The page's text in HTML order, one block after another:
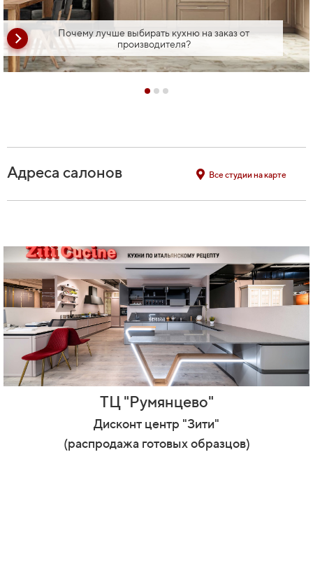
Почему лучше выбирать кухню на заказ от
производителя?
Адреса салонов Все студии на карте
ТЦ "Румянцево"
Дисконт центр "Зити"
(распродажа готовых образцов)